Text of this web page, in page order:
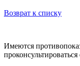
Возврат к списку
Имеются